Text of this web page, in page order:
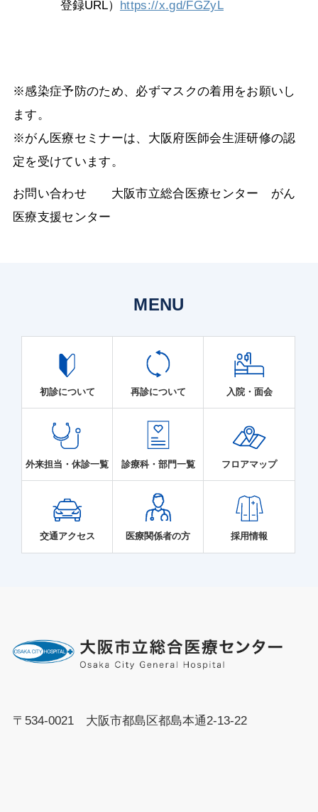
登録URL） https://x.gd/FGZyL
※感染症予防のため、必ずマスクの着用をお願いし
ます。
※がん医療セミナーは、大阪府医師会生涯研修の認
定を受けています。
お問い合わせ 大阪市立総合医療センター がん
医療支援センター
MENU
初診について 再診について 入院・面会
外来担当・休診一覧 診療科・部門一覧 フロアマップ
交通アクセス 医療関係者の方 採用情報
〒534-0021 大阪市都島区都島本通2-13-22